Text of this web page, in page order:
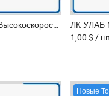
ЛК-УЛАБ-МФ 668 Высокоскоростная горизонтальная этикетировочная машина
1,00 $ /
Новые